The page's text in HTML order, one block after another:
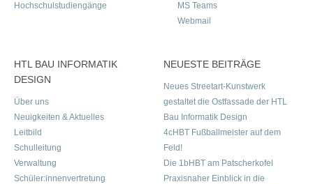
Hochschulstudiengänge
MS Teams
Webmail
HTL BAU INFORMATIK
DESIGN
Über uns
Neuigkeiten & Aktuelles
Leitbild
Schulleitung
Verwaltung
Schüler:innenvertretung
NEUESTE BEITRÄGE
Neues Streetart-Kunstwerk
gestaltet die Ostfassade der HTL
Bau Informatik Design
4cHBT Fußballmeister auf dem
Feld!
Die 1bHBT am Patscherkofel
Praxisnaher Einblick in die